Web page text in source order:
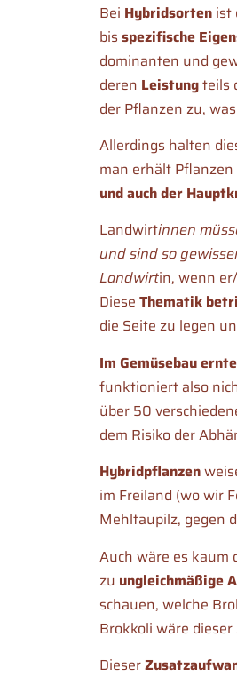
Bei Hybridsorten ist
bis spezifische
dominanten und
deren Leistungteils
der Pflanzen zu,
Allerdings halten
man erhält
und auch der
Landwirtinnen
und sind so
Landwirtin, wenn
Diese Thematik
die Seite zu legen
Im Gemüsebau
funktioniert also
über 50
dem Risiko der
Hybridpflanzen
im Freiland (wo wir
Mehltaupilz, gegen
Auch wäre es kaum
zu ungleichmäßige
schauen, welche
Brokkoli wäre
Dieser